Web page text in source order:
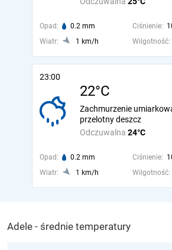
Opad: 0.2 mm Ciśnienie:
Wiatr:
1 km/h Wilgotność:
23:00
22°C
Odczuwalna 24°C
Zachmurzenie
przelotny deszcz
Opad: 0.2 mm Ciśnienie:
Wiatr:
1 km/h Wilgotność:
Adele - średnie temperatury